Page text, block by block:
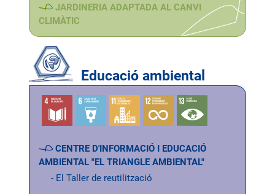
JARDINERIA ADAPTADA AL CANVI
CLIMÀTIC
Educació ambiental
CENTRE D'INFORMACIÓ I EDUCACIÓ
AMBIENTAL "EL TRIANGLE AMBIENTAL"
El Taller de reutilització